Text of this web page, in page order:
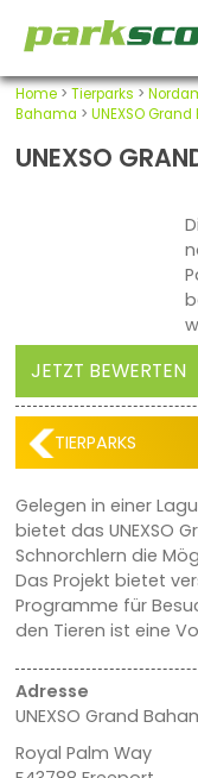
Home> Tierparks >
Bahama > UNEXSO
UNEXSO
JETZT BEWERTEN
TIERPARKS
Gelegen in einer
bietet das UNEXSO
Schnorchlern die
Das Projekt bietet
Programme für
den Tieren ist eine
Adresse
UNEXSO Grand
Royal Palm Way